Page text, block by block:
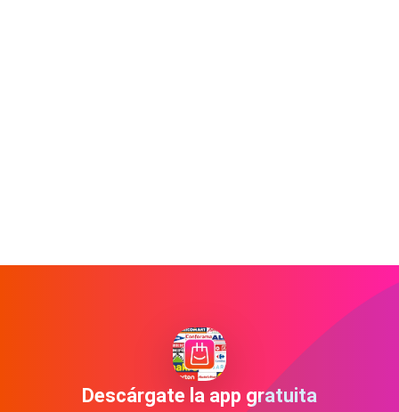
Descárgate la app gratuita